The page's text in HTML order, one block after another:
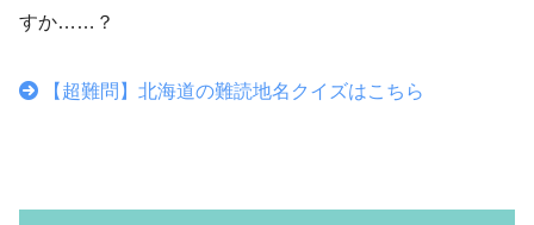
すか……？
【超難問】北海道の難読地名クイズはこちら